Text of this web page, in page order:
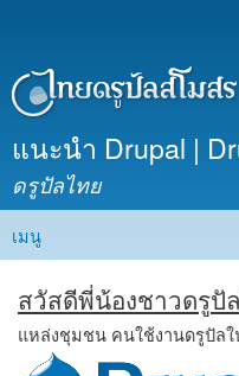
เนื้อหา
แนะนำ Drupal |
ดรูปัลไทย
Main menu
เมนู
สวัสดีพี่น้องชาวดรูปั
แหล่งชุมชน คนใช้งานดรูปัลใ